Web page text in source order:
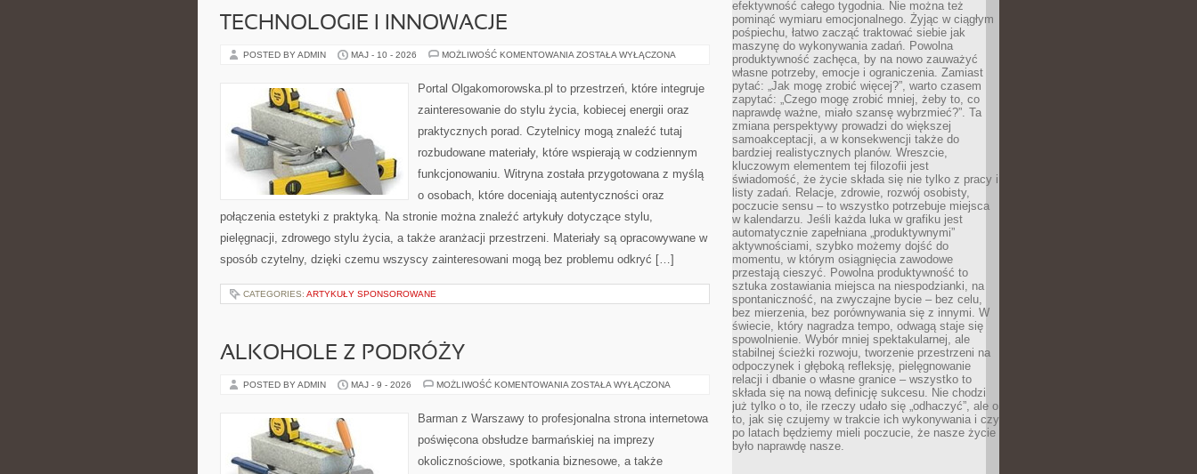
TECHNOLOGIE I INNOWACJE
POSTED BY ADMIN MAJ - 10 - 2026 MOŻLIWOŚĆ KOMENTOWANIA TECHNOLOGIE
ZOSTAŁA WYŁĄCZONA
Portal Olgakomorowska.pl to przestrzeń, które integruje
zainteresowanie do stylu życia, kobiecej energii oraz
praktycznych porad. Czytelnicy mogą znaleźć tutaj
rozbudowane materiały, które wspierają w codziennym
funkcjonowaniu. Witryna została przygotowana z myślą
o osobach, które doceniają autentyczności oraz
połączenia estetyki z praktyką. Na stronie można znaleźć artykuły dotyczące stylu,
pielęgnacji, zdrowego stylu życia, a także aranżacji przestrzeni. Materiały są opracowywane w
sposób czytelny, dzięki czemu wszyscy zainteresowani mogą bez problemu odkryć […]
CATEGORIES: ARTYKUŁY SPONSOROWANE
ALKOHOLE Z PODRÓŻY
POSTED BY ADMIN MAJ - 9 - 2026 MOŻLIWOŚĆ KOMENTOWANIA ALKOHOLE
ZOSTAŁA WYŁĄCZONA
Barman z Warszawy to profesjonalna strona internetowa
poświęcona obsłudze barmańskiej na imprezy
okolicznościowe, spotkania biznesowe, a także
efektywność całego tygodnia. Nie można też
pominąć wymiaru emocjonalnego. Żyjąc w ciągłym
pośpiechu, łatwo zacząć traktować siebie jak
maszynę do wykonywania zadań. Powolna
produktywność zachęca, by na nowo zauważyć
własne potrzeby, emocje i ograniczenia. Zamiast
pytać: „Jak mogę zrobić więcej?”, warto czasem
zapytać: „Czego mogę zrobić mniej, żeby to, co
naprawdę ważne, miało szansę wybrzmieć?”. Ta
zmiana perspektywy prowadzi do większej
samoakceptacji, a w konsekwencji także do
bardziej realistycznych planów. Wreszcie,
kluczowym elementem tej filozofii jest
świadomość, że życie składa się nie tylko z pracy i
listy zadań. Relacje, zdrowie, rozwój osobisty,
poczucie sensu – to wszystko potrzebuje miejsca
w kalendarzu. Jeśli każda luka w grafiku jest
automatycznie zapełniana „produktywnymi”
aktywnościami, szybko możemy dojść do
momentu, w którym osiągnięcia zawodowe
przestają cieszyć. Powolna produktywność to
sztuka zostawiania miejsca na niespodzianki, na
spontaniczność, na zwyczajne bycie – bez celu,
bez mierzenia, bez porównywania się z innymi. W
świecie, który nagradza tempo, odwagą staje się
spowolnienie. Wybór mniej spektakularnej, ale
stabilnej ścieżki rozwoju, tworzenie przestrzeni na
odpoczynek i głęboką refleksję, pielęgnowanie
relacji i dbanie o własne granice – wszystko to
składa się na nową definicję sukcesu. Nie chodzi
już tylko o to, ile rzeczy udało się „odhaczyć”, ale o
to, jak się czujemy w trakcie ich wykonywania i czy
po latach będziemy mieli poczucie, że nasze życie
było naprawdę nasze.